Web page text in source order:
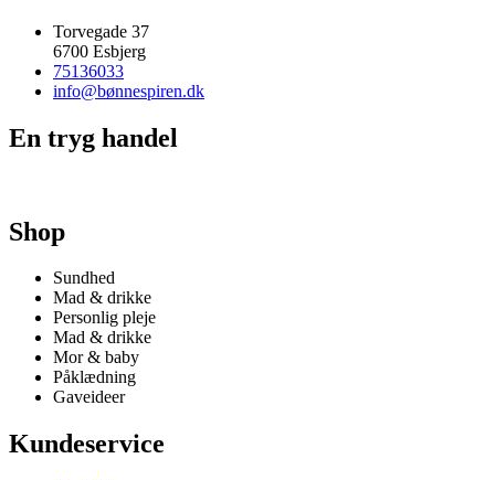
Torvegade 37
6700 Esbjerg
75136033
info@bønnespiren.dk
En tryg handel
Shop
Sundhed
Mad & drikke
Personlig pleje
Mad & drikke
Mor & baby
Påklædning
Gaveideer
Kundeservice